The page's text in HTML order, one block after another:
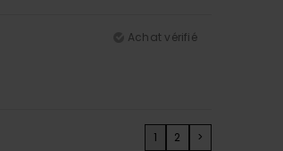
Achat vérifié
1 2 >